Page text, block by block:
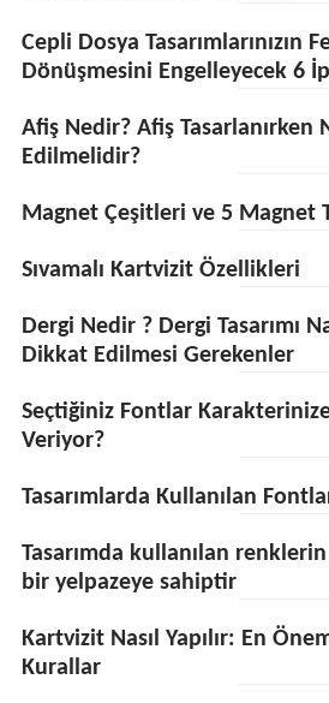
Cepli Dosya Tasarımlarınızın
Dönüşmesini Engelleyecek 6
Afiş Nedir? Afiş Tasarlanırken
Edilmelidir?
Magnet Çeşitleri ve 5 Magnet
Sıvamalı Kartvizit Özellikleri
Dergi Nedir ? Dergi Tasarımı
Dikkat Edilmesi Gerekenler
Seçtiğiniz Fontlar
Veriyor?
Tasarımlarda Kullanılan
Tasarımda kullanılan
bir yelpazeye sahiptir
Kartvizit Nasıl Yapılır: En
Kurallar